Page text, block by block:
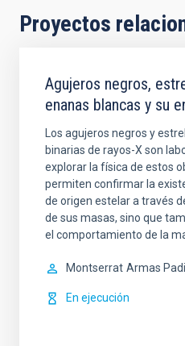
Proyectos
Agujeros negros,
enanas blancas y su
Los agujeros negros y
binarias de rayos-X son
explorar la física de estos
permiten confirmar la
de origen estelar a través
de sus masas, sino que
el comportamiento de la
Montserrat Armas
En ejecución